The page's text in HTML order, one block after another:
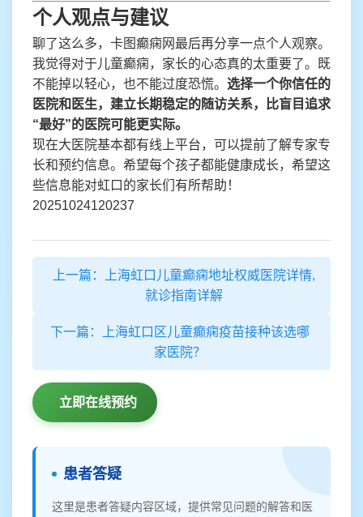
个人观点与建议
聊了这么多，卡图癫痫网最后再分享一点个人观察。
我觉得对于儿童癫痫，家长的心态真的太重要了。既
不能掉以轻心，也不能过度恐慌。 选择一个你信任的
医院和医生，建立长期稳定的随访关系，比盲目追求
“最好”的医院可能更实际。
现在大医院基本都有线上平台，可以提前了解专家专
长和预约信息。希望每个孩子都能健康成长，希望这
些信息能对虹口的家长们有所帮助！
20251024120237
上一篇：上海虹口儿童癫痫地址权威医院详情,
就诊指南详解
下一篇：上海虹口区儿童癫痫疫苗接种该选哪
家医院？
立即在线预约
患者答疑
这里是患者答疑内容区域，提供常见问题的解答和医